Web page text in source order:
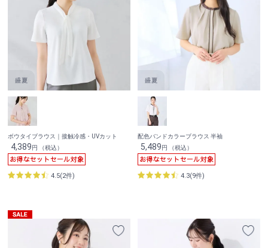
ボウタイブラウス｜接触冷感・UVカット
4,389円 （税込）
4.5(2件)
配色バンドカラーブラウス 半袖
5,489円 （税込）
4.3(9件)